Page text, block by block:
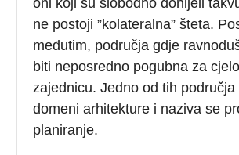
ne postoji ”kolateralna” šteta.
međutim, područja gdje
biti neposredno pogubna za
zajednicu. Jedno od tih područja
domeni arhitekture i naziva se
planiranje.